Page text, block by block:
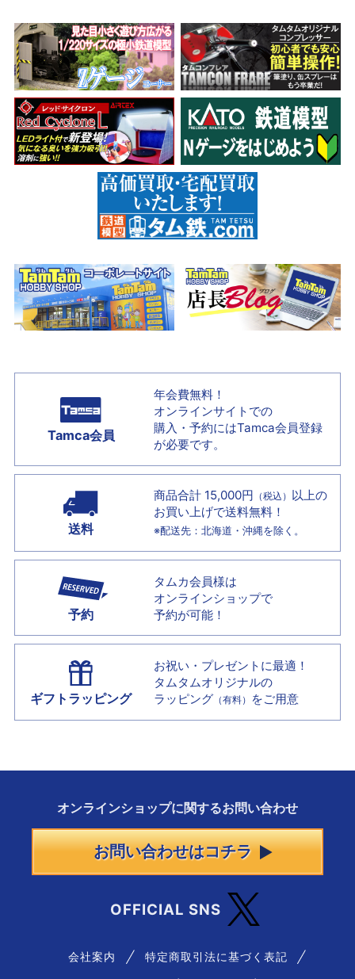
Tamca会員
年会費無料！
オンラインサイトでの
購入・予約にはTamca会員登録
が必要です。
送料
商品合計 15,000円 （税込） 以上の
お買い上げで送料無料！
※配送先：北海道・沖縄を除く。
予約
タムカ会員様は
オンラインショップで
予約が可能！
ギフトラッピング
お祝い・プレゼントに最適！
タムタムオリジナルの
ラッピング （有料） をご用意
オンラインショップに関するお問い合わせ
お問い合わせはコチラ
OFFICIAL SNS
会社案内 特定商取引法に基づく表記